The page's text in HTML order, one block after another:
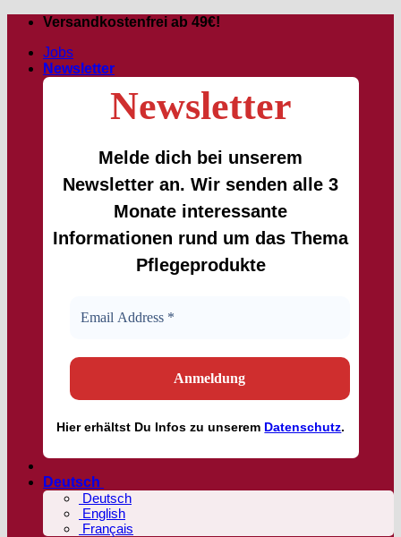
Zum
springen
Versandkostenfrei ab 49€!
Jobs
Newsletter
Newsletter
Melde dich bei unserem
Newsletter an. Wir senden alle 3
Monate interessante
Informationen rund um das Thema
Pflegeprodukte
Hiererhältst Du Infos zu unserem Datenschutz.
Deutsch
Deutsch
English
Français